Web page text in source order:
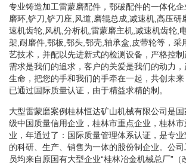
专业铸造加工雷蒙磨配件，鄂破配件的一体化企
磨环,铲刀,铲刀座,风道,磨辊总成,减速机,高压研
速机齿轮,风机,分析机,雷蒙磨主机,减速机齿轮,
架,耐磨件,鄂板,鄂头,鄂壳,轴承盒,皮带轮等，采
艺技术，并配以先进新式的检测设备，严格控
需求是我们的追求，客户的关爱是我们的动力
生命，把您的手和我们的手牵在一起，共创未
已通过国际质量认证，由于精益求精的制。
大型雷蒙磨案例桂林恒达矿山机械有限公司是国
级中国质量信用企业，桂林市重点企业，桂林
业，年通过了：国际质量管理体系认证，是专
的科研、生产、销售为一体的股份制企业。公
员均来自原国有大型企业“桂林冶金机械总厂”